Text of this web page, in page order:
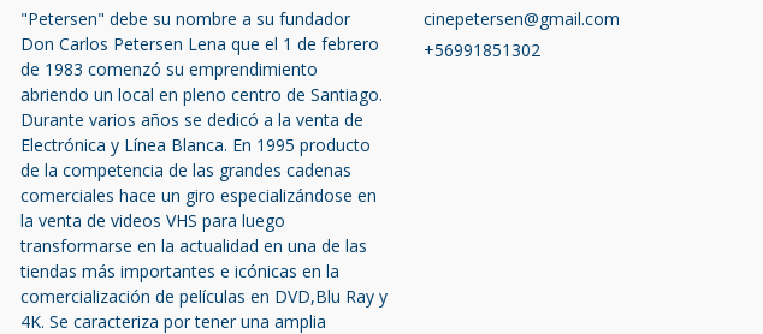
"Petersen" debe su nombre a su fundador
Don Carlos Petersen Lena que el 1 de febrero
de 1983 comenzó su emprendimiento
abriendo un local en pleno centro de Santiago.
Durante varios años se dedicó a la venta de
Electrónica y Línea Blanca. En 1995 producto
de la competencia de las grandes cadenas
comerciales hace un giro especializándose en
la venta de videos VHS para luego
transformarse en la actualidad en una de las
tiendas más importantes e icónicas en la
comercialización de películas en DVD,Blu Ray y
4K. Se caracteriza por tener una amplia
cinepetersen@gmail.com
+56991851302